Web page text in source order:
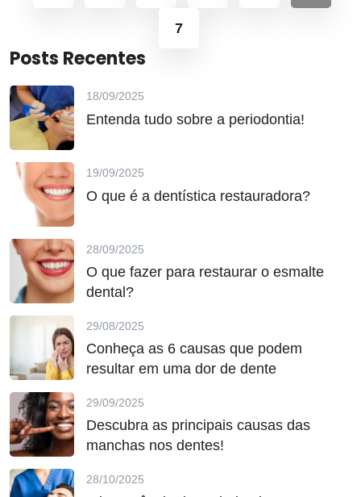
7
Posts Recentes
18/09/2025
Entenda tudo sobre a periodontia!
19/09/2025
O que é a dentística restauradora?
28/09/2025
O que fazer para restaurar o esmalte
dental?
29/08/2025
Conheça as 6 causas que podem
resultar em uma dor de dente
29/09/2025
Descubra as principais causas das
manchas nos dentes!
28/10/2025